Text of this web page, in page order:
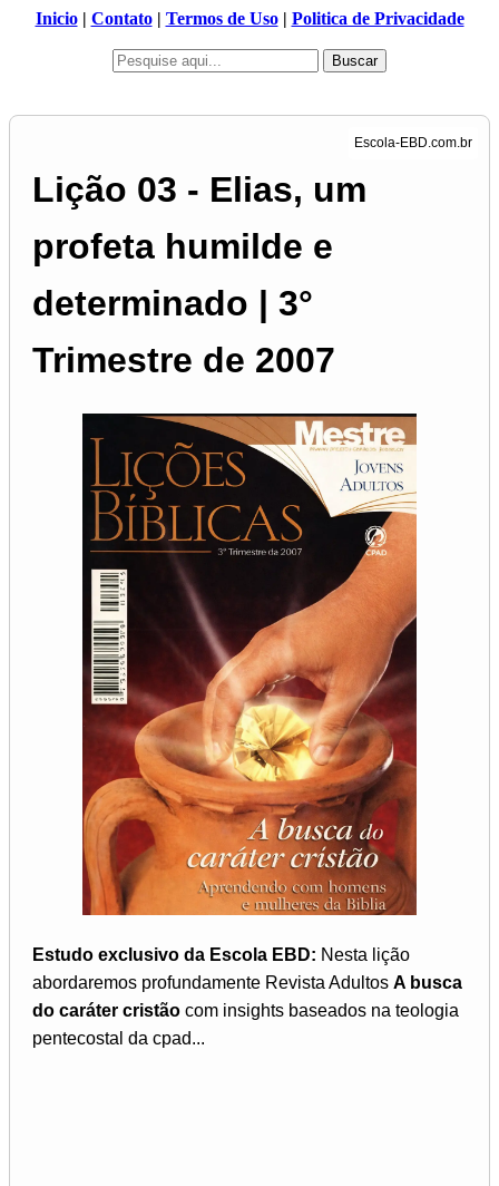
Inicio| Contato| Termos de Uso| Politica de Privacidade
Buscar
Lição 03 - Elias, um
profeta humilde e
determinado | 3°
Trimestre de 2007
Estudo exclusivo da Escola EBD: Nesta lição
abordaremos profundamente Revista Adultos A busca
do caráter cristão com insights baseados na teologia
pentecostal da cpad...